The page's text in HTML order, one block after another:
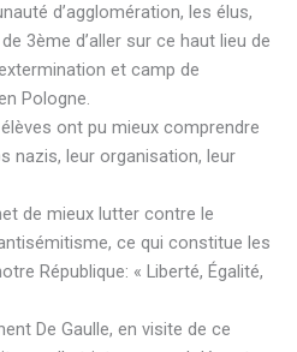
d’agglomération, les élus,
3ème d’aller sur ce haut lieu de
et camp de
Pologne.
ont pu mieux comprendre
nazis, leur organisation, leur
de mieux lutter contre le
ce qui constitue les
République: « Liberté, Égalité,
De Gaulle, en visite de ce